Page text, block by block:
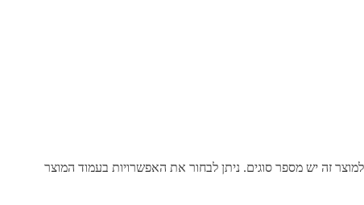
למוצר זה יש מספר סוגים. ניתן לבחור את האפשרויות בעמוד המוצר